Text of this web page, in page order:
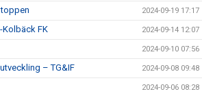
2024-09-19 17:17
Kolbäck FK 2024-09-14 12:07
2024-09-10 07:56
– TG&IF 2024-09-08 09:48
2024-09-06 08:28